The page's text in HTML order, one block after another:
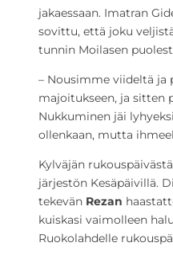
jakaessaan. Imatran
sovittu, että joku
tunnin Moilasen
– Nousimme viideltä ja
majoitukseen, ja sitten
Nukkuminen jäi
ollenkaan, mutta
Kylväjän
järjestön Kesäpäivillä.
tekevän Rezan
kuiskasi vaimolleen
Ruokolahdelle